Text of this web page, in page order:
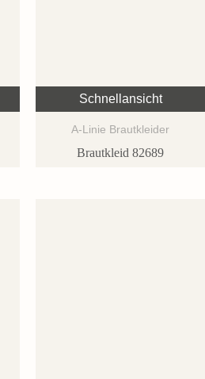
Schnellansicht
A-Linie Brautkleider
Brautkleid 82689